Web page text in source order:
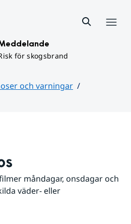
för skogsbrand
och varningar
måndagar, onsdagar och
väder- eller